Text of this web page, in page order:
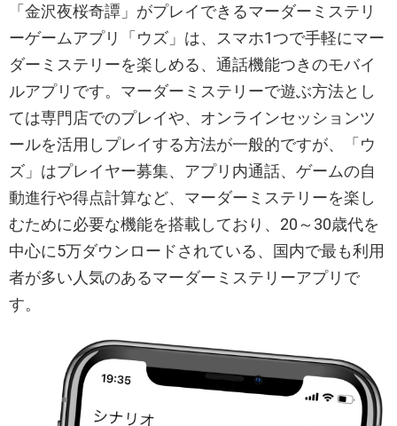
「金沢夜桜奇譚」がプレイできるマーダーミステリ
ーゲームアプリ「ウズ」は、スマホ1つで手軽にマー
ダーミステリーを楽しめる、通話機能つきのモバイ
ルアプリです。マーダーミステリーで遊ぶ方法とし
ては専門店でのプレイや、オンラインセッションツ
ールを活用しプレイする方法が一般的ですが、「ウ
ズ」はプレイヤー募集、アプリ内通話、ゲームの自
動進行や得点計算など、マーダーミステリーを楽し
むために必要な機能を搭載しており、20～30歳代を
中心に5万ダウンロードされている、国内で最も利用
者が多い人気のあるマーダーミステリーアプリで
す。